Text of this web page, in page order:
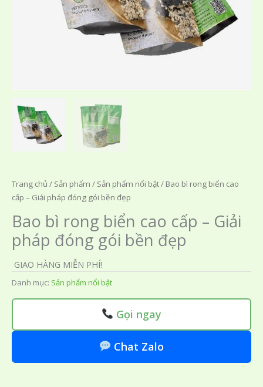
Trang chủ / Sản phẩm / Sản phẩm nổi bật/ Bao bì rong biển cao
cấp – Giải pháp đóng gói bền đẹp
Bao bì rong biển cao cấp – Giải
pháp đóng gói bền đẹp
GIAO HÀNG MIỄN PHÍ!
Danh mục: Sản phẩm nổi bật
Gọi ngay
Chat Zalo